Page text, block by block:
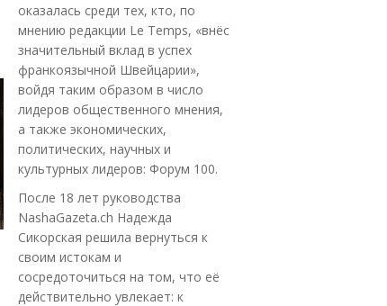
оказалась среди тех, кто, по
мнению редакции Le Temps, «внёс
значительный вклад в успех
франкоязычной Швейцарии»,
войдя таким образом в число
лидеров общественного мнения,
а также экономических,
политических, научных и
культурных лидеров: Форум 100.
После 18 лет руководства
NashaGazeta.ch Надежда
Сикорская решила вернуться к
своим истокам и
сосредоточиться на том, что её
действительно увлекает: к